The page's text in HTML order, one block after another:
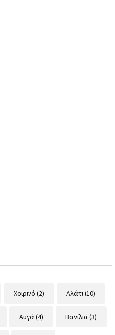
Χοιρινό (2) Αλάτι(10)
Αυγά(4) Βανίλια(3)